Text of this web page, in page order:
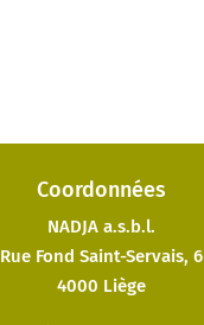
Coordonnées
NADJA a.s.b.l.
Rue Fond Saint-Servais, 6
4000 Liège